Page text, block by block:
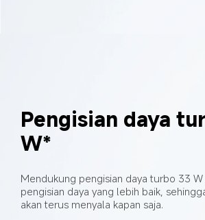
Pengisian daya
W*
Mendukung pengisian daya turbo 33
pengisian daya yang lebih baik,
akan terus menyala kapan saja.